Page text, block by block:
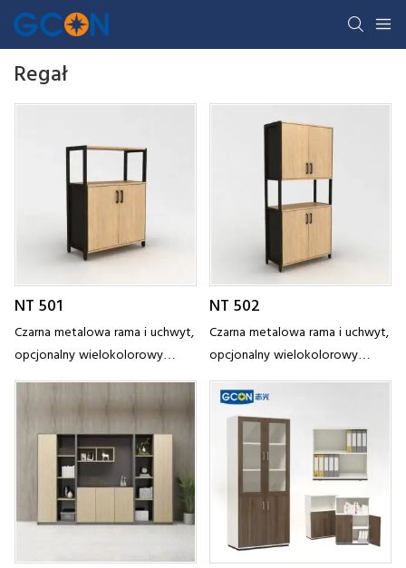
Regał
NT 501
Czarna metalowa rama i uchwyt,
opcjonalny wielokolorowy
panel, wysokiej klasy atmosfera,
dostosowują się do różnych
stylów przestrzeni
NT 502
Czarna metalowa rama i uchwyt,
opcjonalny wielokolorowy
panel, wysokiej klasy atmosfera,
dostosowują się do różnych
stylów przestrzeni